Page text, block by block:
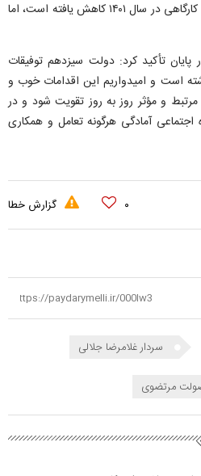
مرتضوی افزود: خوشبختانه حوادث کارگاهی در سال ۱۴۰۱ کاهش یافته است، اما
پایان تأکید کرد: دولت سیزدهم توفیقات
است و امیدواریم این اقدامات خوب و
و مؤثر روز به روز تقویت شود و در
اجتماعی آمادگی هرگونه تعامل و همکاری
۰ گزارش خطا
سردار غلامرضا جلالی
مرتضوی